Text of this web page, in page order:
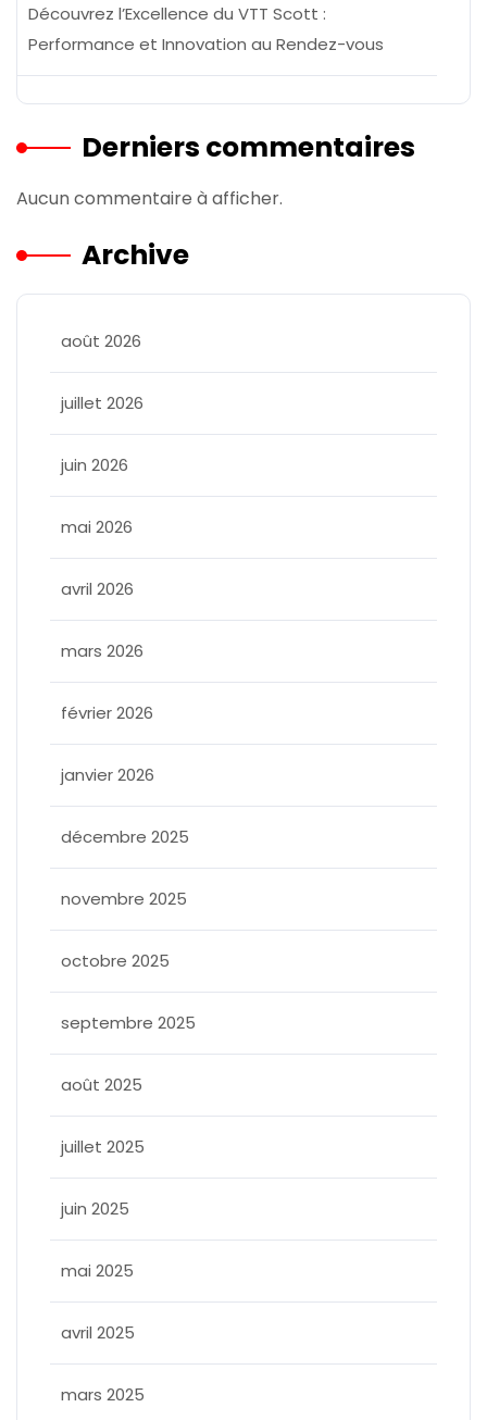
Découvrez l’Excellence du VTT Scott :
Performance et Innovation au Rendez-vous
Derniers commentaires
Aucun commentaire à afficher.
Archive
août 2026
juillet 2026
juin 2026
mai 2026
avril 2026
mars 2026
février 2026
janvier 2026
décembre 2025
novembre 2025
octobre 2025
septembre 2025
août 2025
juillet 2025
juin 2025
mai 2025
avril 2025
mars 2025